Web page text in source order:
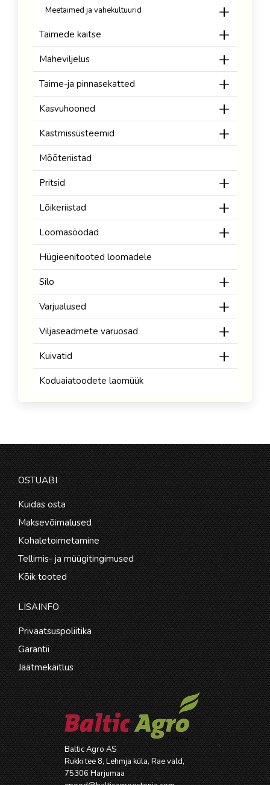
Meetaimed ja vahekultuurid
Taimede kaitse
Maheviljelus
Taime-ja pinnasekatted
Kasvuhooned
Kastmissüsteemid
Mõõteriistad
Pritsid
Lõikeriistad
Loomasöödad
Hügieenitooted loomadele
Silo
Varjualused
Viljaseadmete varuosad
Kuivatid
Koduaiatoodete laomüük
OSTUABI
Kuidas osta
Maksevõimalused
Kohaletoimetamine
Tellimis- ja müügitingimused
Kõik tooted
LISAINFO
Privaatsuspoliitika
Garantii
Jäätmekäitlus
Baltic Agro AS
Rukki tee 8, Lehmja küla, Rae vald,
75306 Harjumaa